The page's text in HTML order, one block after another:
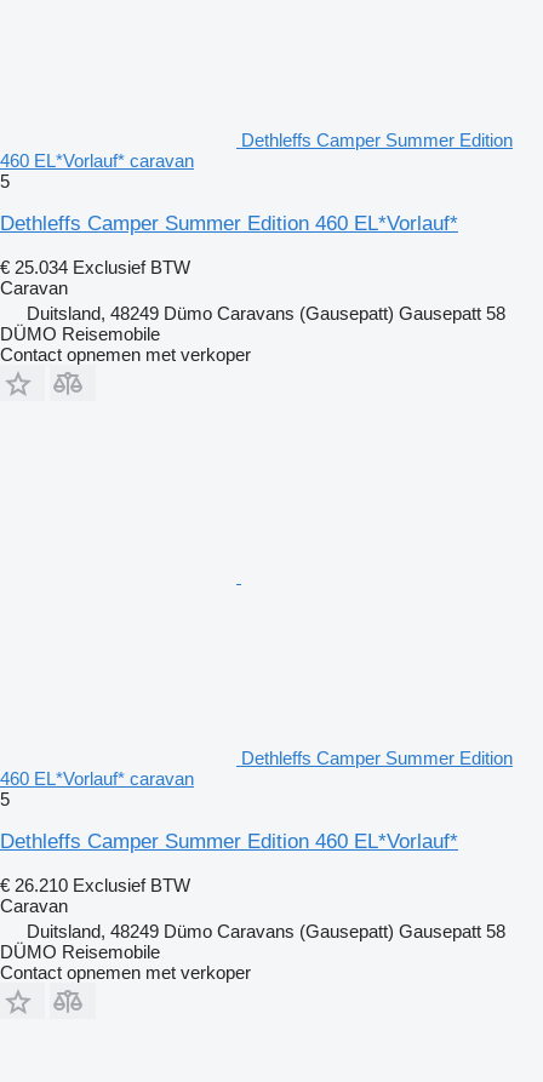
Dethleffs Camper Summer Edition
460 EL*Vorlauf* caravan
5
Dethleffs Camper Summer Edition 460 EL*Vorlauf*
€ 25.034 Exclusief BTW
Caravan
Duitsland, 48249 Dümo Caravans (Gausepatt) Gausepatt 58
DÜMO Reisemobile
Contact opnemen met verkoper
Dethleffs Camper Summer Edition
460 EL*Vorlauf* caravan
5
Dethleffs Camper Summer Edition 460 EL*Vorlauf*
€ 26.210 Exclusief BTW
Caravan
Duitsland, 48249 Dümo Caravans (Gausepatt) Gausepatt 58
DÜMO Reisemobile
Contact opnemen met verkoper